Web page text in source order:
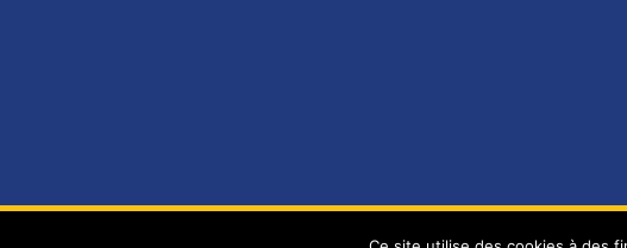
Domarin © 2015 - 2025 | Tous droits réservés | Mentions légales